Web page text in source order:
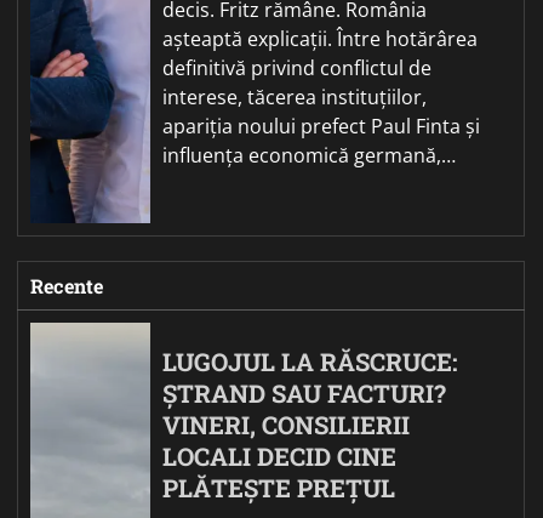
decis. Fritz rămâne. România
așteaptă explicații. Între hotărârea
definitivă privind conflictul de
interese, tăcerea instituțiilor,
apariția noului prefect Paul Finta și
influența economică germană,…
Recente
LUGOJUL LA RĂSCRUCE:
ȘTRAND SAU FACTURI?
VINERI, CONSILIERII
LOCALI DECID CINE
PLĂTEȘTE PREȚUL